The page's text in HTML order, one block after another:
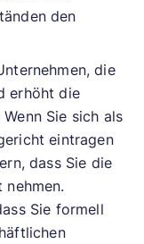
den
die
erhöht die
Sie sich als
eintragen
dass Sie die
Sie formell